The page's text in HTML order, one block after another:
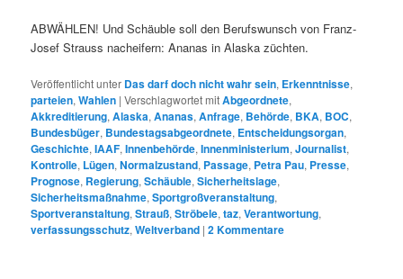
ABWÄHLEN! Und Schäuble soll den Berufswunsch von Franz-
Josef Strauss nacheifern: Ananas in Alaska züchten.
Veröffentlicht unter Das darf doch nicht wahr sein, Erkenntnisse,
parteien,Wahlen |Verschlagwortet mitAbgeordnete,
Akkreditierung,Alaska,Ananas,Anfrage, Behörde, BKA, BOC,
Bundesbüger, Bundestagsabgeordnete, Entscheidungsorgan,
Geschichte,IAAF,Innenbehörde,Innenministerium,Journalist,
Kontrolle, Lügen,Normalzustand, Passage, Petra Pau, Presse,
Prognose, Regierung,Schäuble,Sicherheitslage,
Sicherheitsmaßnahme,Sportgroßveranstaltung,
Sportveranstaltung,Strauß,Ströbele,taz,Verantwortung,
verfassungsschutz,Weltverband |2Kommentare